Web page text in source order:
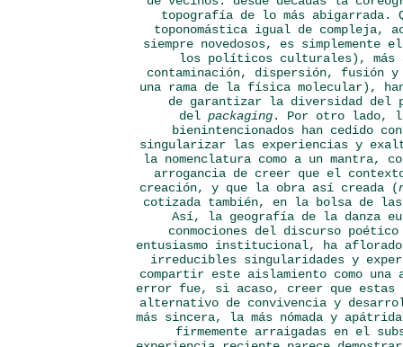
topografía de lo más abigarrada.
toponomástica igual de compleja,
siempre novedosos, es
los políticos culturales), más
contaminación, dispersión,
una rama de la física molecular),
de garantizar la diversidad del
del packaging. Por otro lado,
bienintencionados han cedido
singularizar las experiencias y
la nomenclatura como a un mantra,
arrogancia de creer que el
creación, y que la obra así creada (
cotizada también, en la bolsa de
Así, la geografía de la danza
conmociones del discurso
entusiasmo institucional, ha aflorado
irreducibles singularidades y
compartir este aislamiento como
error fue, si acaso, creer que estas
alternativo de convivencia y
más sincera, la más nómada y
firmemente arraigadas en el